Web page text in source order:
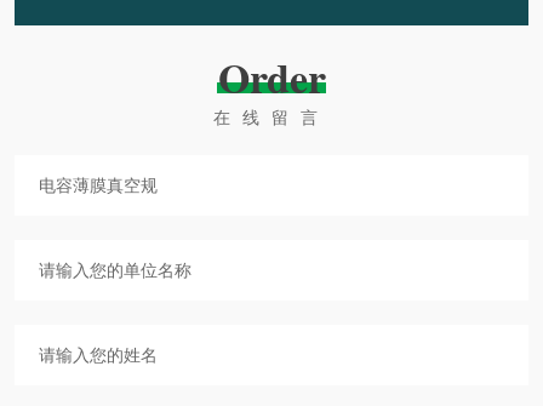
Order
在线留言